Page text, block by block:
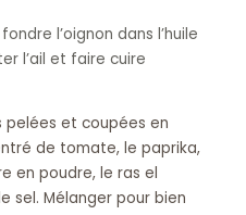
l’oignon dans l’huile
l’ail et faire cuire
et coupées en
de tomate, le paprika,
en poudre, le ras el
sel. Mélanger pour bien